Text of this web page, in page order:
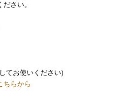
さい。
てお使いください)
ちらから